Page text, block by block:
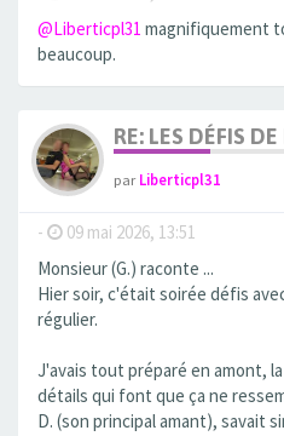
@Liberticpl31 magnifiquement
beaucoup.
RE: LES DÉFIS
parLiberticpl31
- 09 mai 2026, 13:51
Monsieur (G.) raconte ...
Hier soir, c'était soirée défis
régulier.
J'avais tout préparé en amont,
détails qui font que ça ne
D. (son principal amant), savait